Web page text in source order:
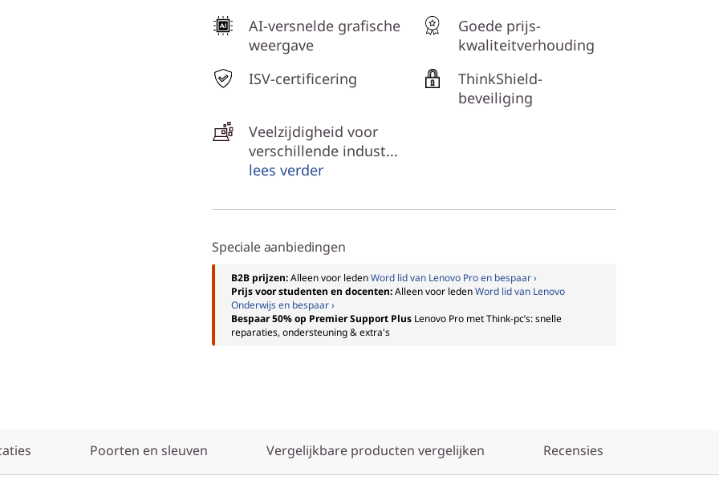
AI-versnelde grafische
weergave
Goede prijs-
kwaliteitverhouding
ISV-certificering
ThinkShield-
beveiliging
Veelzijdigheid voor
verschillende indust...
lees verder
Speciale aanbiedingen
B2B prijzen:Alleen voor ledenWord lid van Lenovo Pro en bespaar ›
Prijs voor studenten en docenten:Alleen voor ledenWord lid van Lenovo
Onderwijs en bespaar ›
Bespaar 50% op Premier Support Plus Lenovo Pro met Think-pc’s: snelle
reparaties, ondersteuning & extra's
Poorten en sleuven Vergelijkbare producten vergelijken Recensies